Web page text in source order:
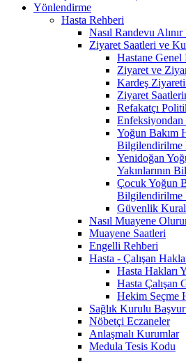
Yönlendirme
Hasta Rehberi
Nasıl Randevu Alınır
Ziyaret Saatleri ve
Hastane Genel
Ziyaret ve
Kardeş
Ziyaret
Refakatçı
Enfeksiyondan
Yoğun Bakım
Bilgilendirilme
Yenidoğan
Yakınlarının
Çocuk Yoğun
Bilgilendirilme
Güvenlik
Nasıl Muayene
Muayene Saatleri
Engelli Rehberi
Hasta - Çalışan
Hasta Hakları
Hasta Çalışan
Hekim Seçme
Sağlık Kurulu
Nöbetçi Eczaneler
Anlaşmalı Kurumlar
Medula Tesis Kodu